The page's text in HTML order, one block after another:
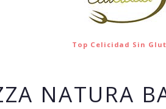
Top Celicidad Sin
NATURA